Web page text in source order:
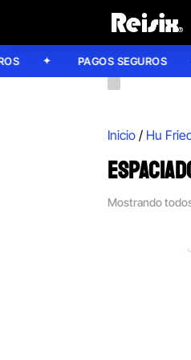
PAGOS SEGUROS
Inicio / Hu
Mostrando